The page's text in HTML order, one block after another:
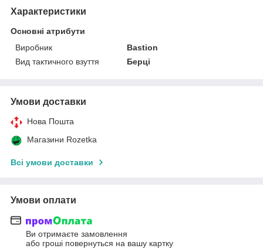
Характеристики
Основні атрибути
Виробник
Bastion
Вид тактичного взуття
Берці
Умови доставки
Нова Пошта
Магазини Rozetka
Всі умови доставки
Умови оплати
Ви отримаєте замовлення
або гроші повернуться на вашу картку